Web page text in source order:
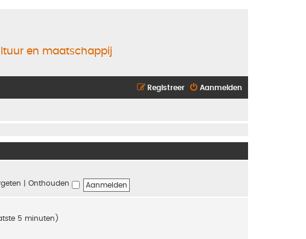
en maatschappij
Aanmelden
Registreer
Onthouden
5 minuten)